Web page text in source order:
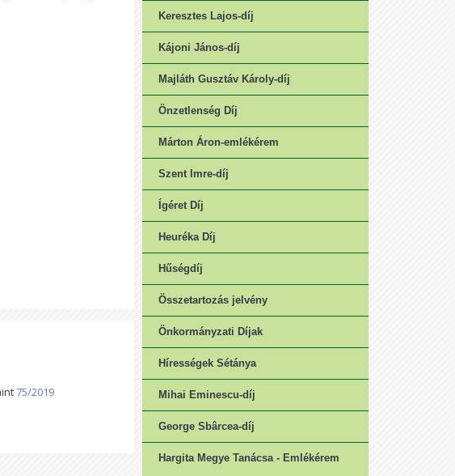
75/2019
Keresztes Lajos-díj
Kájoni János-díj
Majláth Gusztáv Károly-díj
Önzetlenség Díj
Márton Áron-emlékérem
Szent Imre-díj
Ígéret Díj
Heuréka Díj
Hűségdíj
Összetartozás jelvény
Önkormányzati Díjak
Hírességek Sétánya
Mihai Eminescu-díj
George Sbârcea-díj
Hargita Megye Tanácsa - Emlékérem